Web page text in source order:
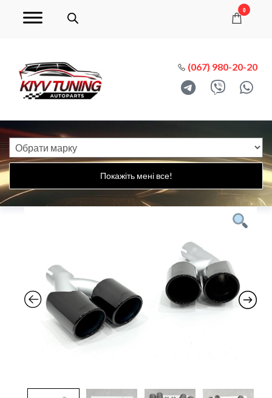
0
(067) 980-20-20
Покажіть мені все!